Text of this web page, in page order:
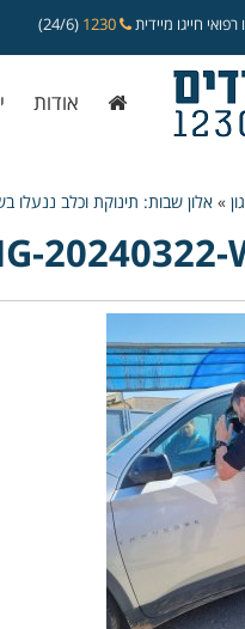
חייגו מיידית (24/6)
אודות
» אלון שבות: תינוקת וכלב
20240322-